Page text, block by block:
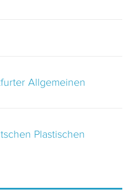
Allgemeinen
Plastischen